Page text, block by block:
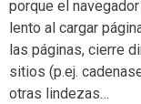
porque el
lento al cargar
las páginas, cierre
sitios (p.ej.
otras lindezas…